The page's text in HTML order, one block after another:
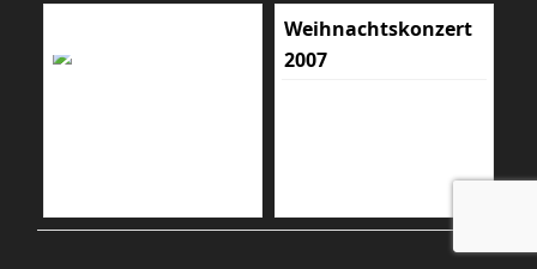
Weihnachtskonzert
2007